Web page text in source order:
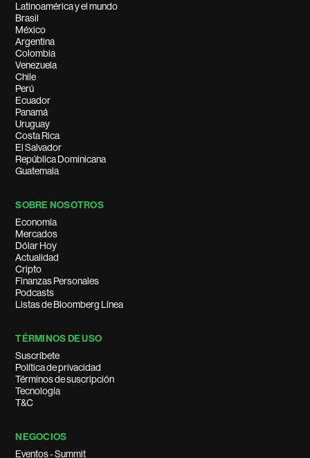
Latinoamérica y el mundo
Brasil
México
Argentina
Colombia
Venezuela
Chile
Perú
Ecuador
Panamá
Uruguay
Costa Rica
El Salvador
República Dominicana
Guatemala
SOBRE NOSOTROS
Economía
Mercados
Dólar Hoy
Actualidad
Cripto
Finanzas Personales
Podcasts
Listas de Bloomberg Línea
TÉRMINOS DE USO
Suscríbete
Política de privacidad
Términos de suscripción
Tecnología
T&C
NEGOCIOS
Eventos - Summit